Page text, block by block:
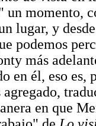
un momento,
lugar, y
podemos
más
en él, eso es,
agregado,
en que